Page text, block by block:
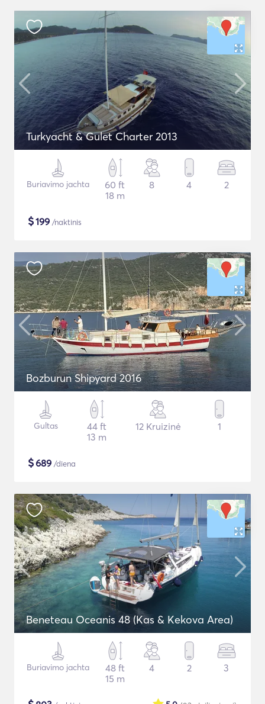
Turkyacht & Gulet Charter 2013
Buriavimo jachta
60 ft
18 m
8 4 2
$199 /naktinis
Bozburun Shipyard 2016
Gultas
44 ft
13 m
12 Kruizinė 1
$689 /diena
Beneteau Oceanis 48 (Kas & Kekova Area)
Buriavimo jachta
48 ft
15 m
4 2 3